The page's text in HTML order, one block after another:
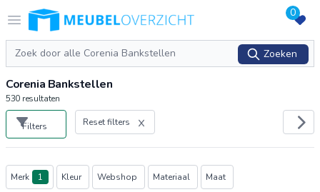
Open menu
Logo Meubeloverzicht.nl 0
Zoeken
Zoeken
Corenia Bankstellen
530 resultaten
Filters Reset filters
Producten
Merk 1 Kleur Webshop Materiaal Maat